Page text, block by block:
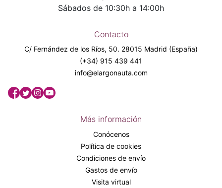
Sábados de 10:30h a 14:00h
Contacto
C/ Fernández de los Ríos, 50. 28015 Madrid (España)
(+34) 915 439 441
info@elargonauta.com
Más información
Conócenos
Política de cookies
Condiciones de envío
Gastos de envío
Visita virtual